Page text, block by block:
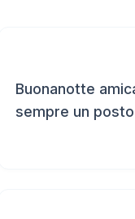
Buonanotte
sempre un